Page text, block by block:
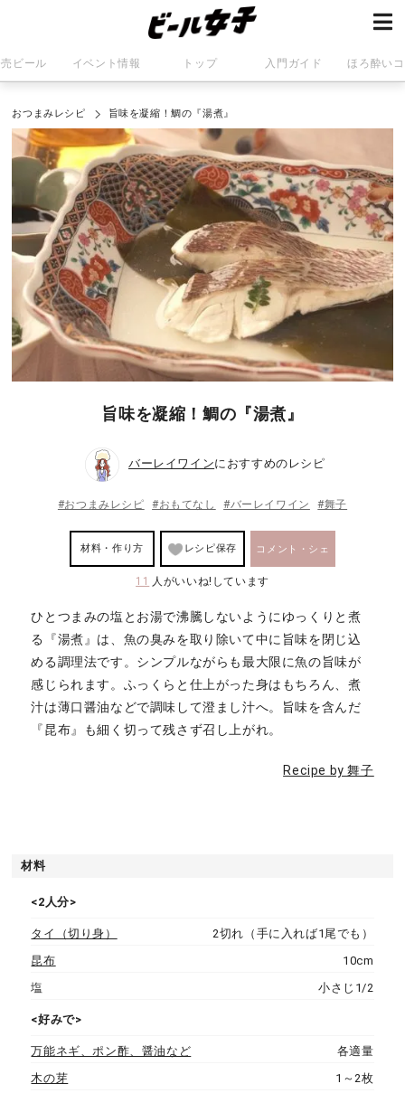
ビール イベント情報 トップ 入門ガイド ほろ酔い
おつまみレシピ 旨味を凝縮！鯛の『湯煮』
旨味を凝縮！鯛の『湯煮』
バーレイワインにおすすめのレシピ
#おつまみレシピ #おもてなし #バーレイワイン #舞子
材料・作り方 レシピ保存 コメント・シェ
11 人がいいね!しています
ひとつまみの塩とお湯で沸騰しないようにゆっくりと煮
る『湯煮』は、魚の臭みを取り除いて中に旨味を閉じ込
める調理法です。シンプルながらも最大限に魚の旨味が
感じられます。ふっくらと仕上がった身はもちろん、煮
汁は薄口醤油などで調味して澄まし汁へ。旨味を含んだ
『昆布』も細く切って残さず召し上がれ。
Recipe by 舞子
材料
<2人分>
タイ（切り身）
2切れ（手に入れば1尾でも）
昆布
10cm
塩
小さじ1/2
<好みで>
万能ネギ、ポン酢、醤油など
各適量
木の芽
1～2枚